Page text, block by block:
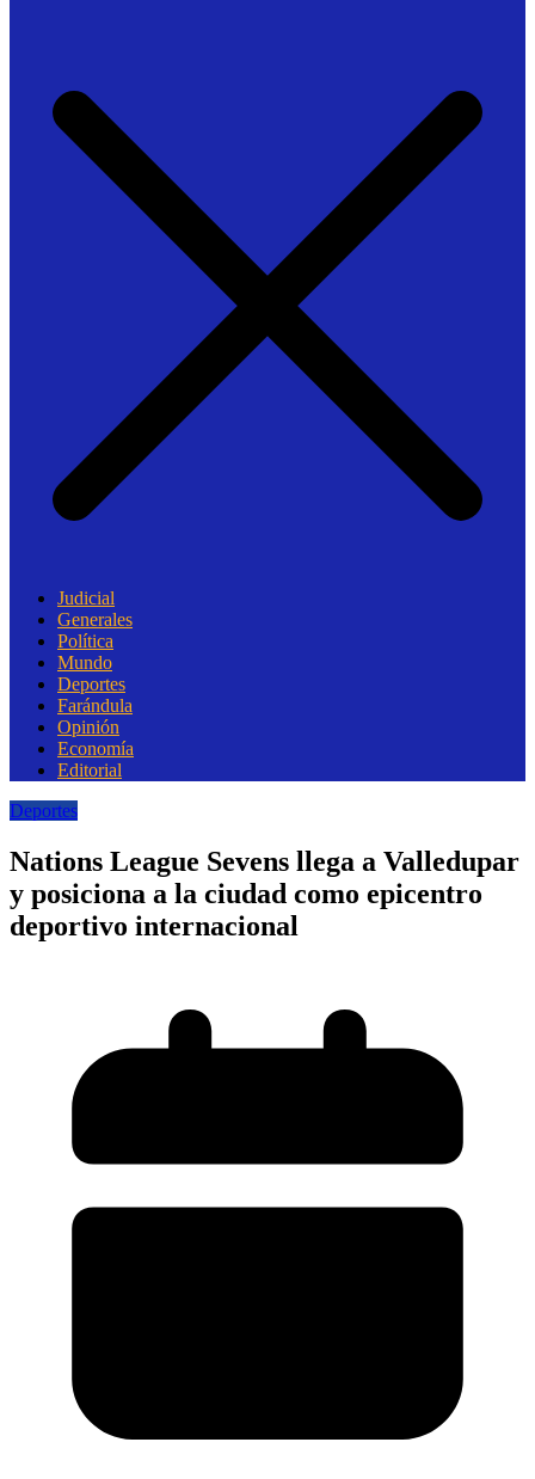
Judicial
Generales
Política
Mundo
Deportes
Farándula
Opinión
Economía
Editorial
Deportes
Nations League Sevens llega a Valledupar
y posiciona a la ciudad como epicentro
deportivo internacional